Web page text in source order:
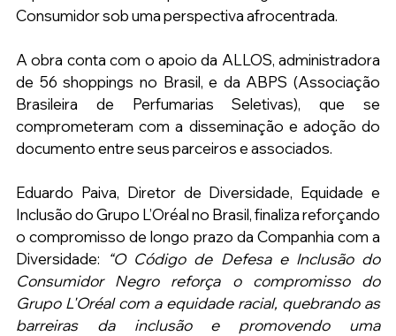
Consumidor sob uma perspectiva afrocentrada.
A obra conta com o apoio da ALLOS, administradora
de 56 shoppings no Brasil, e da ABPS (Associação
Brasileira de Perfumarias Seletivas), que se
comprometeram com a disseminação e adoção do
documento entre seus parceiros e associados.
Eduardo Paiva, Diretor de Diversidade, Equidade e
Inclusão do Grupo L’Oréal no Brasil, finaliza reforçando
o compromisso de longo prazo da Companhia com a
Diversidade:
“O Código de Defesa e Inclusão do
Consumidor Negro reforça o compromisso do
Grupo L'Oréal com a equidade racial, quebrando as
barreiras da inclusão e promovendo uma